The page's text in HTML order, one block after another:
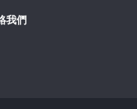
我們